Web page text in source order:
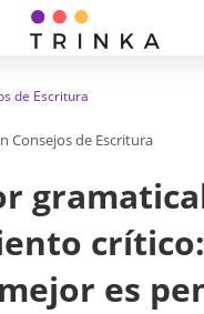
de Escritura
Consejos de Escritura
crítico:
es